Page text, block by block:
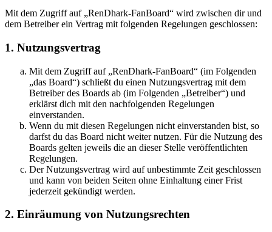
Mit dem Zugriff auf „RenDhark-FanBoard“ wird zwischen dir und
dem Betreiber ein Vertrag mit folgenden Regelungen geschlossen:
1. Nutzungsvertrag
Mit dem Zugriff auf „RenDhark-FanBoard“ (im Folgenden
„das Board“) schließt du einen Nutzungsvertrag mit dem
Betreiber des Boards ab (im Folgenden „Betreiber“) und
erklärst dich mit den nachfolgenden Regelungen
einverstanden.
Wenn du mit diesen Regelungen nicht einverstanden bist, so
darfst du das Board nicht weiter nutzen. Für die Nutzung des
Boards gelten jeweils die an dieser Stelle veröffentlichten
Regelungen.
Der Nutzungsvertrag wird auf unbestimmte Zeit geschlossen
und kann von beiden Seiten ohne Einhaltung einer Frist
jederzeit gekündigt werden.
2. Einräumung von Nutzungsrechten